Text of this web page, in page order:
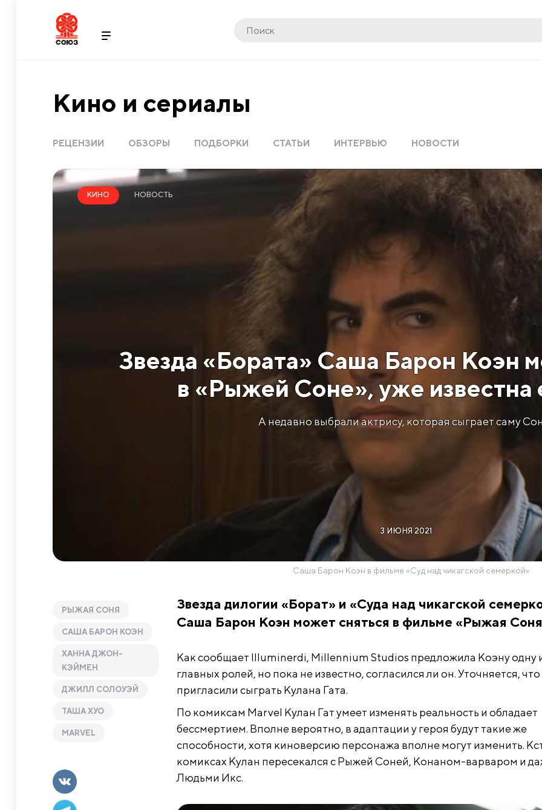
Кино и сериалы
РЕЦЕНЗИИ ОБЗОРЫ ПОДБОРКИ СТАТЬИ ИНТЕРВЬЮ НОВОСТИ
Звезда «Бората» Саша Барон Коэн
в «Рыжей Соне», уже известна
А недавно выбрали актрису, которая сыграет саму
КИНО НОВОСТЬ
3 ИЮНЯ 2021
Саша Барон Коэн в фильме «Суд над чикагской семеркой»
РЫЖАЯ СОНЯ
САША БАРОН КОЭН
ХАННА ДЖОН-
КЭЙМЕН
ДЖИЛЛ СОЛОУЭЙ
ТАША ХУО
MARVEL
Звезда дилогии «Борат» и «Суда над чикагской
Саша Барон Коэн может сняться в фильме «Рыжая
Как сообщает Illuminerdi, Millennium Studios предложила Коэну одну
главных ролей, но пока не известно, согласился ли он. Уточняется,
пригласили сыграть Кулана Гата.
По комиксам Marvel Кулан Гат умеет изменять реальность и обладает
бессмертием. Вполне вероятно, в адаптации у героя будут такие же
способности, хотя киноверсию персонажа вполне могут изменить.
комиксах Кулан пересекался с Рыжей Соней, Конаном-варваром и
Людьми Икс.